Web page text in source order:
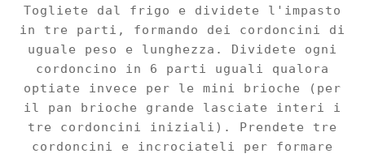
Togliete dal frigo e dividete l'impasto
in tre parti, formando dei cordoncini di
uguale peso e lunghezza. Dividete ogni
cordoncino in 6 parti uguali qualora
optiate invece per le mini brioche (per
il pan brioche grande lasciate interi i
tre cordoncini iniziali).
Prendete tre
cordoncini e incrociateli per formare